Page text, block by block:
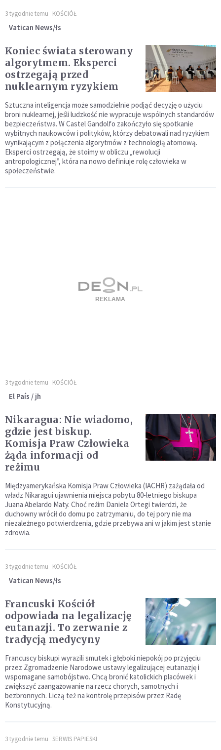
3 tygodnie temu KOŚCIÓŁ
Vatican News/łs
Koniec świata sterowany
algorytmem. Eksperci
ostrzegają przed
nuklearnym ryzykiem
Sztuczna inteligencja może samodzielnie podjąć decyzję o użyciu
broni nuklearnej, jeśli ludzkość nie wypracuje wspólnych standardów
bezpieczeństwa. W Castel Gandolfo zakończyło się spotkanie
wybitnych naukowców i polityków, którzy debatowali nad ryzykiem
wynikającym z połączenia algorytmów z technologią atomową.
Eksperci ostrzegają, że stoimy w obliczu „rewolucji
antropologicznej”, która na nowo definiuje rolę człowieka w
społeczeństwie.
3 tygodnie temu KOŚCIÓŁ
El País / jh
Nikaragua: Nie wiadomo,
gdzie jest biskup.
Komisja Praw Człowieka
żąda informacji od
reżimu
Międzyamerykańska Komisja Praw Człowieka (IACHR) zażądała od
władz Nikaragui ujawnienia miejsca pobytu 80-letniego biskupa
Juana Abelardo Maty. Choć reżim Daniela Ortegi twierdzi, że
duchowny wrócił do domu po zatrzymaniu, do tej pory nie ma
niezależnego potwierdzenia, gdzie przebywa ani w jakim jest stanie
zdrowia.
3 tygodnie temu KOŚCIÓŁ
Vatican News/łs
Francuski Kościół
odpowiada na legalizację
eutanazji. To zerwanie z
tradycją medycyny
Francuscy biskupi wyrazili smutek i głęboki niepokój po przyjęciu
przez Zgromadzenie Narodowe ustawy legalizującej eutanazję i
wspomagane samobójstwo. Chcą bronić katolickich placówek i
zwiększyć zaangażowanie na rzecz chorych, samotnych i
bezbronnych. Liczą też na kontrolę przepisów przez Radę
Konstytucyjną.
3 tygodnie temu SERWIS PAPIESKI